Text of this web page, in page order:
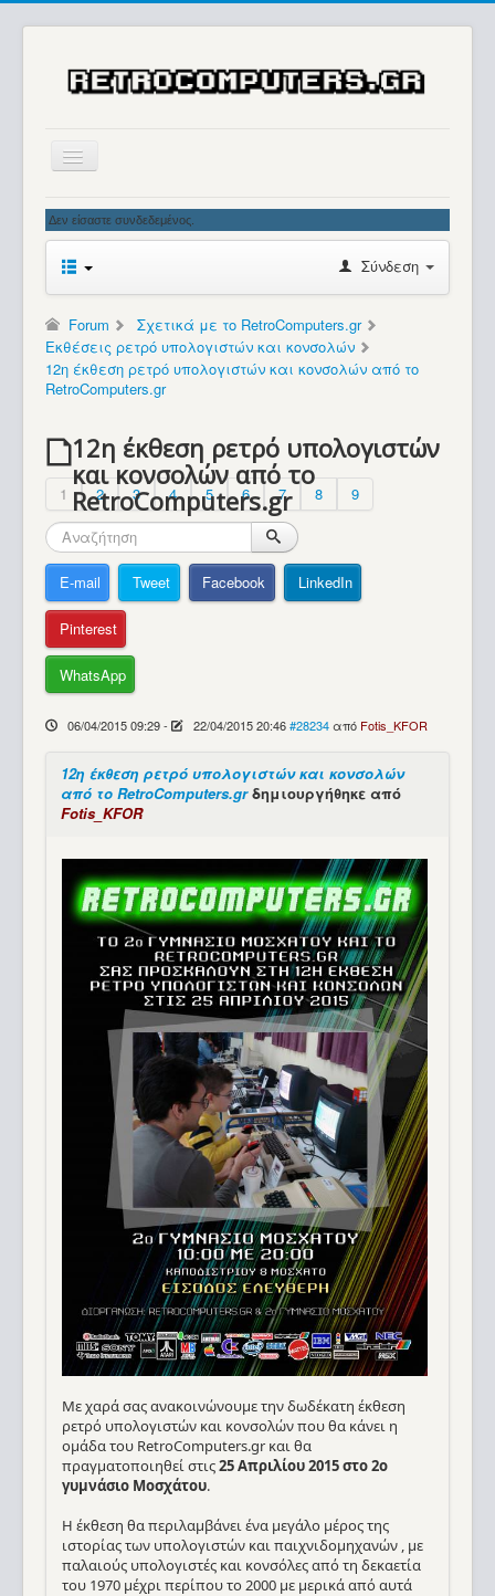
Αρχική
Συλλογές / Projects
Εκθέσεις - Συναντήσεις
Forum
Σχετικά με εμάς
Βοήθεια
Δεν είσαστε συνδεδεμένος.
Σύνδεση
Forum
Σχετικά με το RetroComputers.gr
Εκθέσεις ρετρό υπολογιστών και κονσολών
12η έκθεση ρετρό υπολογιστών και κονσολών από το
RetroComputers.gr
12η έκθεση ρετρό υπολογιστών
και κονσολών από το
RetroComputers.gr
1 2 3 4 5 6 7 8 9
E-mail Tweet Facebook LinkedIn
Pinterest
WhatsApp
06/04/2015 09:29- 22/04/2015 20:46 #28234 από Fotis_KFOR
12η έκθεση ρετρό υπολογιστών και κονσολών
από το RetroComputers.grδημιουργήθηκε από
Fotis_KFOR
Με χαρά σας ανακοινώνουμε την δωδέκατη έκθεση
ρετρό υπολογιστών και κονσολών που θα κάνει η
ομάδα του RetroComputers.gr και θα
πραγματοποιηθεί στις25 Απριλίου 2015 στο 2ο
γυμνάσιο Μοσχάτου.
Η έκθεση θα περιλαμβάνει ένα μεγάλο μέρος της
ιστορίας των υπολογιστών και παιχνιδομηχανών , με
παλαιούς υπολογιστές και κονσόλες από τη δεκαετία
του 1970 μέχρι περίπου το 2000 με μερικά από αυτά